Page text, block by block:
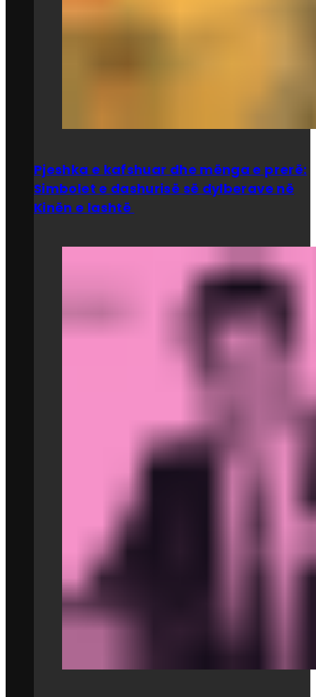
Pjeshka e kafshuar dhe mënga e prerë:
Simbolet e dashurisë së dylberave në
Kinën e lashtë